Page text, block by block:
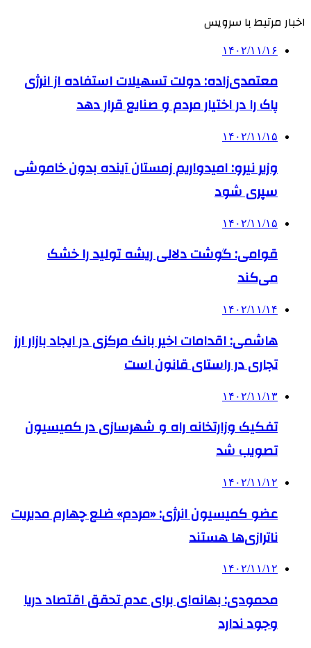
اخبار مرتبط با سرویس
۱۴۰۲/۱۱/۱۶
معتمدی‌زاده: دولت تسهیلات استفاده از انرژی
پاک را در اختیار مردم و صنایع قرار دهد
۱۴۰۲/۱۱/۱۵
وزیر نیرو: امیدواریم زمستان آینده بدون خاموشی
سپری شود
۱۴۰۲/۱۱/۱۵
قوامی: گوشت دلالی ریشه تولید را خشک
می‌کند
۱۴۰۲/۱۱/۱۴
هاشمی: اقدامات اخیر بانک مرکزی در ایجاد بازار ارز
تجاری در راستای قانون است
۱۴۰۲/۱۱/۱۳
تفکیک وزارتخانه راه و شهرسازی در کمیسیون
تصویب شد
۱۴۰۲/۱۱/۱۲
عضو کمیسیون انرژی: «مردم» ضلع چهارم مدیریت
ناترازی‌ها هستند
۱۴۰۲/۱۱/۱۲
محمودی: بهانه‌ای برای عدم تحقق اقتصاد دریا
وجود ندارد